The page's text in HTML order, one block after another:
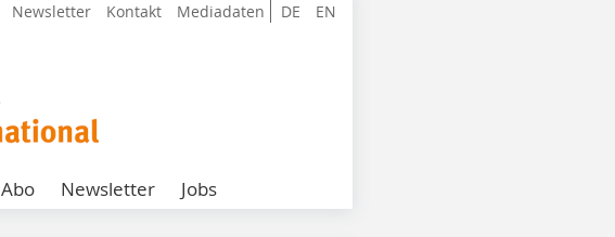
DE EN
Newsletter Kontakt Mediadaten
Abo Newsletter Jobs